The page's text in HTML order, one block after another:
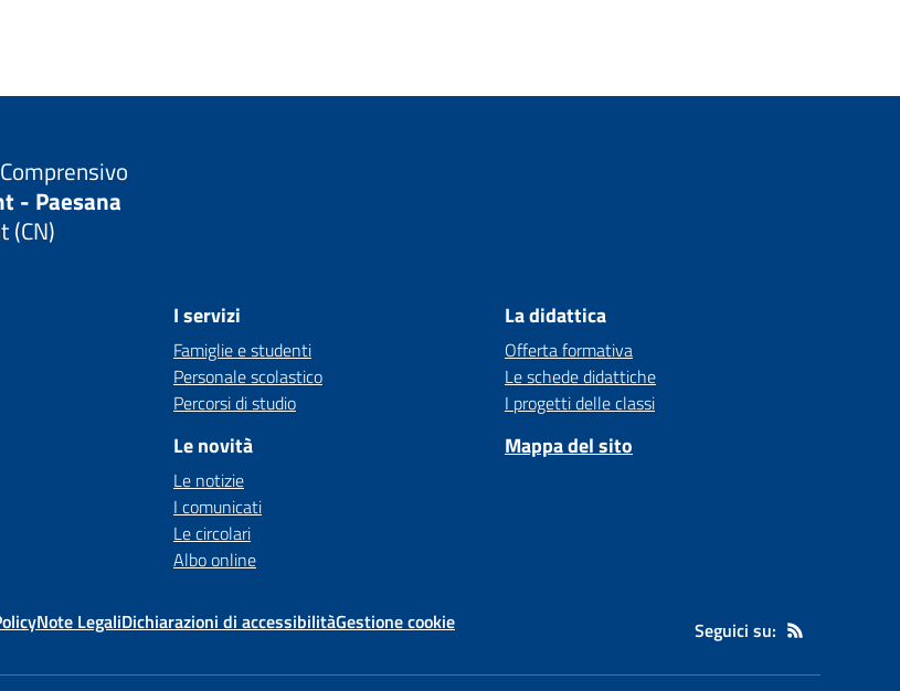
- Paesana
(CN)
I servizi
Famiglie e studenti
Personale scolastico
Percorsi di studio
Le novità
Le notizie
I comunicati
Le circolari
Albo online
La didattica
Offerta formativa
Le schede didattiche
I progetti delle classi
Mappa del sito
Note LegaliDichiarazioni di accessibilitàGestione cookie Seguici su: